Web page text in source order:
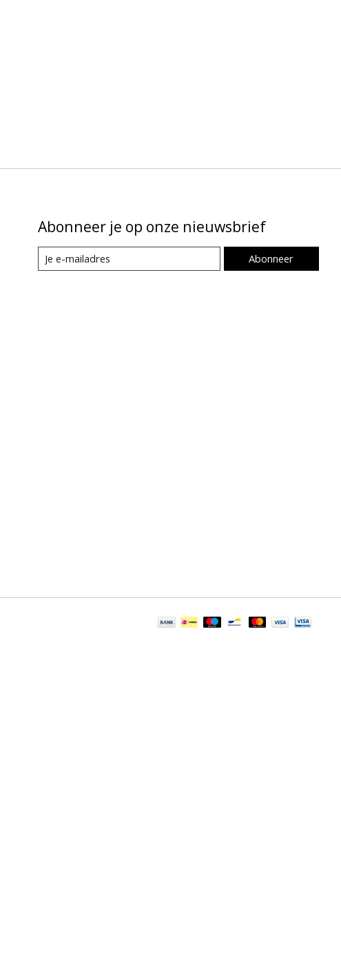
Abonneer je op onze nieuwsbrief
Abonneer